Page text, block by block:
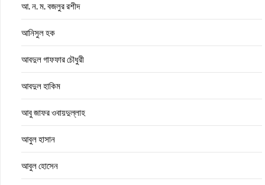
আ. ন. ম. বজলুর রশীদ
আনিসুল হক
আবদুল গাফফার চৌধুরী
আবদুল হাকিম
আবু জাফর ওবায়দুল্লাহ
আবুল হাসান
আবুল হোসেন